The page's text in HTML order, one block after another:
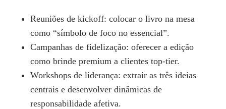
Reuniões de kickoff: colocar o livro na mesa
como “símbolo de foco no essencial”.
Campanhas de fidelização: oferecer a edição
como brinde premium a clientes top‑tier.
Workshops de liderança: extrair as três ideias
centrais e desenvolver dinâmicas de
responsabilidade afetiva.